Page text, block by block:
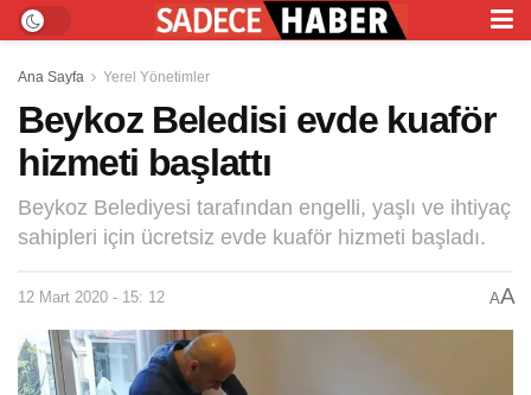
Ana Sayfa Yerel Yönetimler
Beykoz Beledisi evde kuaför
hizmeti başlattı
Beykoz Belediyesi tarafından engelli, yaşlı ve ihtiyaç
sahipleri için ücretsiz evde kuaför hizmeti başladı.
12 Mart 2020 - 15: 12 AA